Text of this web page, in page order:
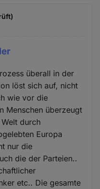
überall in der
löst sich auf, nicht
wie vor die
Menschen überzeugt
durch
Europa
nur die
die der Parteien..
etc.. Die gesamte